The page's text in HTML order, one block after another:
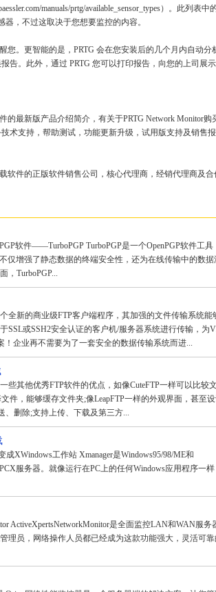
manuals/prtg/available_sensor_types）。此列表中
，不过这取决于您想要监控的内容。
您。更智能的是，PRTG 会在您安装后的几个月内自动分
告。此外，通过 PRTG 您可以打印报告，向您的上司展
的最新版产品介绍简介，有关于PRTG Network Monitor购
术支持，帮助测试，功能更新升级，试用版支持及销售
软件的正版软件销售公司，核心代理商，经销代理商及合
软件——TurboPGP TurboPGP是一个OpenPGP软件工具
仅增强了静态数据的终端安全性，还为在线传输中的数据
，TurboPGP...
全新的商业级FTP客户端程序，其加强的文件传输系统能
或SSH2安全认证的客户机/服务器系统进行传输，为
！企业再不需要为了一套安全的数据传输系统而进...
些其他优秀FTP软件的优点，如像CuteFTP一样可以比较
件，能够缓存文件夹;像LeapFTP一样的外观界面，甚至
、删除;支持上传、下载及第三方...
成XWindows工作站 Xmanager是Windows95/98/ME和
服务器。就像运行在PC上的任何Windows应用程序一
ActiveXpertsNetworkMonitor是全面监控LAN和WAN服务
理员，网络操作人员都已经成为这款功能强大，灵活可